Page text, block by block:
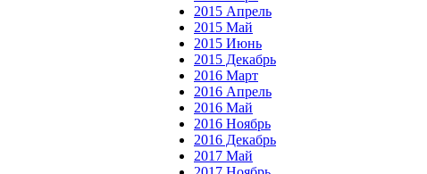
2015 Апрель
2015 Май
2015 Июнь
2015 Декабрь
2016 Март
2016 Апрель
2016 Май
2016 Ноябрь
2016 Декабрь
2017 Май